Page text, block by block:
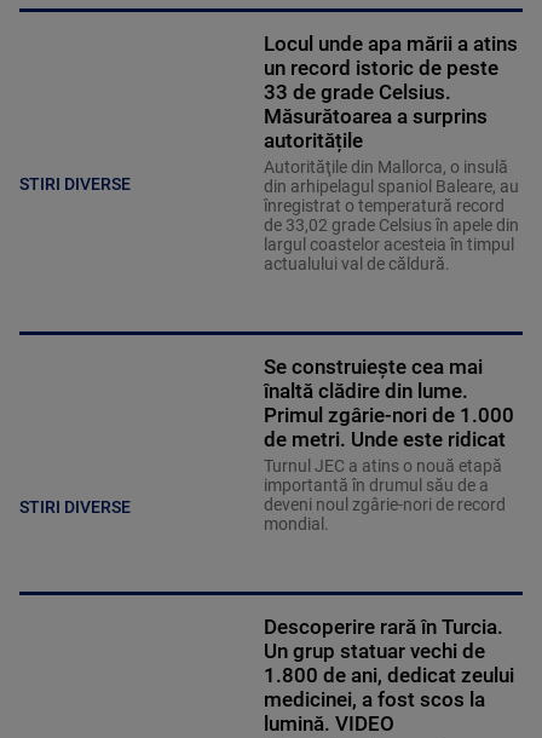
STIRI DIVERSE
Locul unde apa mării a atins
un record istoric de peste
33 de grade Celsius.
Măsurătoarea a surprins
autoritățile
Autorităţile din Mallorca, o insulă
din arhipelagul spaniol Baleare, au
înregistrat o temperatură record
de 33,02 grade Celsius în apele din
largul coastelor acesteia în timpul
actualului val de căldură.
STIRI DIVERSE
Se construiește cea mai
înaltă clădire din lume.
Primul zgârie-nori de 1.000
de metri. Unde este ridicat
Turnul JEC a atins o nouă etapă
importantă în drumul său de a
deveni noul zgârie-nori de record
mondial.
Descoperire rară în Turcia.
Un grup statuar vechi de
1.800 de ani, dedicat zeului
medicinei, a fost scos la
lumină. VIDEO